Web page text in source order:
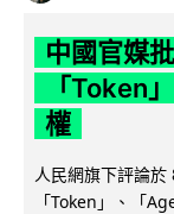
中國官媒
「Token
權
人民網旗下評論
「Token」、「